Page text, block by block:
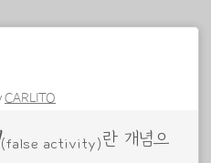
CARLITO
(false activity)란 개념으